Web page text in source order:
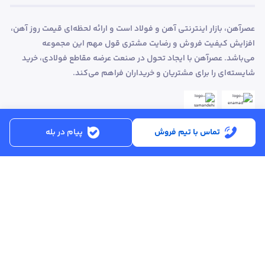
تماس با تیم فروش پیام در بله
عصرآهن، بازار اینترنتی آهن و فولاد است و ارائه لحظه‌ای قیمت روز آهن،
افزایش کیفیت فروش و رضایت مشتری قول مهم این مجموعه
می‌باشد. عصرآهن با ایجاد تحول در صنعت عرضه مقاطع فولادی، خرید
شایسته‌ای را برای مشتریان و خریداران فراهم می‌کند.
ساعت کاری:شنبه تا پنجشنبه از ساعت 8:30 تا 17:00